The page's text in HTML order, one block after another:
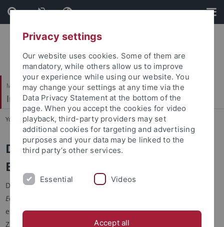
Skip
to
content
Skip
to
footer
Mathematisch-Naturwissenschaftliche Fakultät
Institut für Evolution und Ökologie
You are here: Startseite ... EvE Doktoranden
Das Promotionsstudium in
Evolution und Ökologie
Die meisten unserer Studenten sind in der
Ecology Research School Tübingen
einem interdisziplinären Graduiertenprogramm, das in
Zusammenarbeit mit Kollegen in der Paläontologie und der
Privacy settings
Our website uses cookies. Some of them are
mandatory, while others allow us to improve
your experience while using our website. You
may change your settings at any time via the
Data Privacy Statement at the bottom of the
page. When you accept the cookies for video
playback, third-party providers may set
additional cookies for targeting and advertising
purposes and your data may be linked to the
third party’s other services.
Essential Videos
Accept all